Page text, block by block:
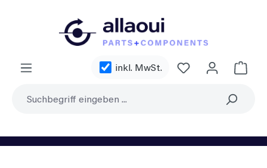
inkl. MwSt. Du hast 0